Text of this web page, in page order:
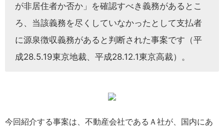
が非居住者か否か」を確認すべき義務があるとこ
ろ、当該義務を尽くしていなかったとして支払者
に源泉徴収義務があると判断された事案です（平
成28.5.19東京地裁、平成28.12.1東京高裁）。
今回紹介する事案は、不動産会社であるＡ社が、国内にあ